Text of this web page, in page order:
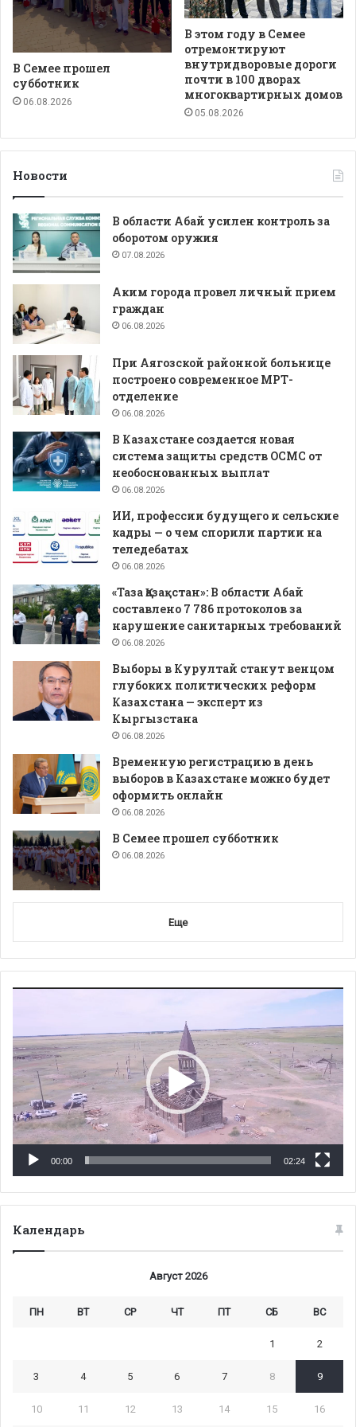
В Семее прошел
субботник
06.08.2026
В этом году в Семее
отремонтируют
внутридворовые дороги
почти в 100 дворах
многоквартирных домов
05.08.2026
Новости
В области Абай усилен контроль за
оборотом оружия
07.08.2026
Аким города провел личный прием
граждан
06.08.2026
При Аягозской районной больнице
построено современное МРТ-
отделение
06.08.2026
В Казахстане создается новая
система защиты средств ОСМС от
необоснованных выплат
06.08.2026
ИИ, профессии будущего и сельские
кадры — о чем спорили партии на
теледебатах
06.08.2026
«Таза Қазақстан»: В области Абай
составлено 7 786 протоколов за
нарушение санитарных требований
06.08.2026
Выборы в Курултай станут венцом
глубоких политических реформ
Казахстана — эксперт из
Кыргызстана
06.08.2026
Временную регистрацию в день
выборов в Казахстане можно будет
оформить онлайн
06.08.2026
В Семее прошел субботник
06.08.2026
Еще
00:00 02:24
Календарь
Август 2026
ПН ВТ СР ЧТ ПТ СБ ВС
1 2
3 4 5 6 7 8 9
10 11 12 13 14 15 16